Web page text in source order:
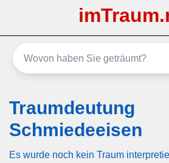
Traumdeutung
Schmiedeeisen
Es wurde noch kein Traum